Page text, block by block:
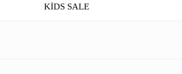
KİDS SALE